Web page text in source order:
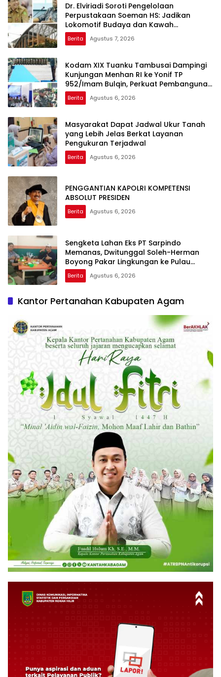
Dr. Elviriadi Soroti Pengelolaan
Perpustakaan Soeman HS: Jadikan
Lokomotif Budaya dan Kawah
Candradimuka Intelektual
Berita Agustus 7, 2026
Kodam XIX Tuanku Tambusai Dampingi
Kunjungan Menhan RI ke Yonif TP
952/Imam Bulqin, Perkuat Pembangunan
Satuan
Berita Agustus 6, 2026
Masyarakat Dapat Jadwal Ukur Tanah
yang Lebih Jelas Berkat Layanan
Pengukuran Terjadwal
Berita Agustus 6, 2026
PENGGANTIAN KAPOLRI KOMPETENSI
ABSOLUT PRESIDEN
Berita Agustus 6, 2026
Sengketa Lahan Eks PT Sarpindo
Memanas, Dwitunggal Soleh-Herman
Boyong Pakar Lingkungan ke Pulau
Rupat
Berita Agustus 6, 2026
Kantor Pertanahan Kabupaten Agam